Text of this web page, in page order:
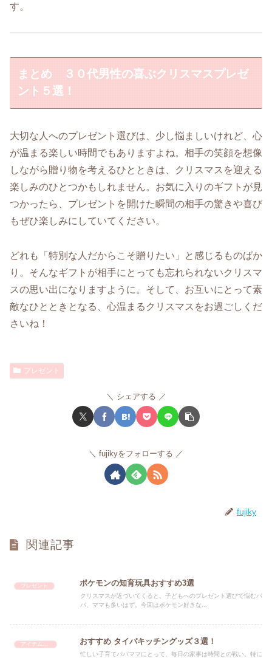
す。
まとめ ３０代男性の喜ぶクリスマスプレゼ
ント５選！
大切な人へのプレゼント選びは、少し悩ましいけれど、心
が温まる楽しい時間でもありますよね。相手の笑顔を想像
しながら贈り物を考えるひとときは、クリスマスを迎える
楽しみのひとつかもしれません。お気に入りのギフトが見
つかったら、プレゼントを開けた瞬間の相手の驚きや喜び
もぜひ楽しみにしていてください。
どれも「特別な人だからこそ贈りたい」と感じるものばか
り。そんなギフトが相手にとっても忘れられないクリスマ
スの思い出になりますように。そして、お互いにとって素
敵なひとときとなる、心温まるクリスマスをお過ごしくだ
さいね！
プレゼント
シェアする
fujikyをフォローする
fujiky
関連記事
プレゼント ポケモンの知育玩具おすすめ3選
クリスマスが近づいてくると、子どもへのプレゼント選びで悩むパ
パ、ママも多いはず。今回はポケモン好きな...
おすすめ タイパキッチングッズ３選！
忙しい子育てパパママにとって、毎日の家事は時間との戦い。特に